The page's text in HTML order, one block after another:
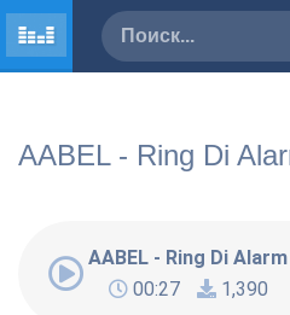
AABEL - Ring Di
AABEL - Ring Di Alarm
00:27
1,390